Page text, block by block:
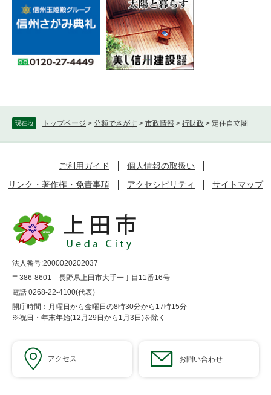
現在地 トップページ > 分類でさがす > 市政情報 > 行財政 > 定住自立圏
ご利用ガイド
個人情報の取扱い
リンク・著作権・免責事項
アクセシビリティ サイトマップ
法人番号:2000020202037
〒386-8601 長野県上田市大手一丁目11番16号
電話 0268-22-4100(代表)
開庁時間：月曜日から金曜日の8時30分から17時15分
※祝日・年末年始(12月29日から1月3日)を除く
アクセス お問い合わせ